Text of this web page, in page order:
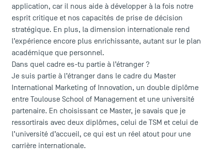
LES INDISPENSABLES
Le corps professoral
Campus tour
Accréditations
application, car il nous aide à développer à la fois notre
esprit critique et nos capacités de prise de décision
stratégique. En plus, la dimension internationale rend
l’expérience encore plus enrichissante, autant sur le plan
académique que personnel.
Dans quel cadre es-tu partie à l’étranger ?
Je suis partie à l’étranger dans le cadre du Master
International Marketing of Innovation, un double diplôme
entre Toulouse School of Management et une université
partenaire. En choisissant ce Master, je savais que je
ressortirais avec deux diplômes, celui de TSM et celui de
l’université d’accueil, ce qui est un réel atout pour une
carrière internationale.